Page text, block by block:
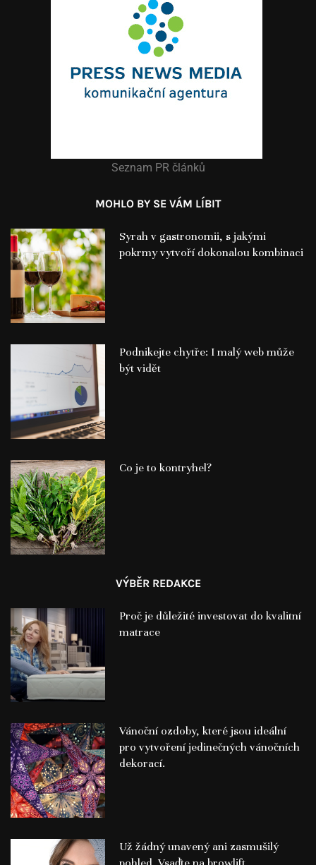
Seznam PR článků
MOHLO BY SE VÁM LÍBIT
Syrah v gastronomii, s jakými
pokrmy vytvoří dokonalou kombinaci
Podnikejte chytře: I malý web může
být vidět
Co je to kontryhel?
VÝBĚR REDAKCE
Proč je důležité investovat do kvalitní
matrace
Vánoční ozdoby, které jsou ideální
pro vytvoření jedinečných vánočních
dekorací.
Už žádný unavený ani zasmušilý